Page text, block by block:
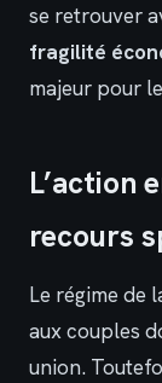
se retrouver
fragilité
majeur pour
L’action
recours
Le régime de
aux couples
union.